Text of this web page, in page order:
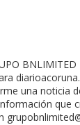
una noticia
que